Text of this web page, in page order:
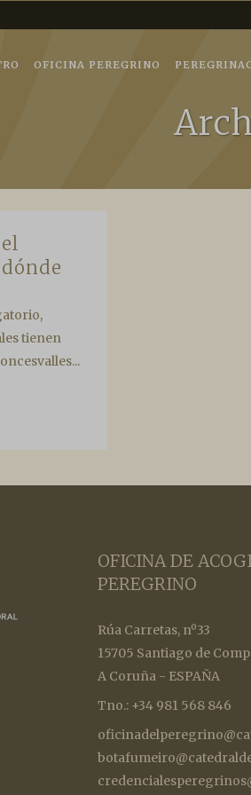
OFICINA PEREGRINO
tienen
OFICINA DE
PEREGRINO
Rúa Carretas, nº33
15705 Santiago de
A Coruña - ESPAÑA
Tno.: +34 981 568 846